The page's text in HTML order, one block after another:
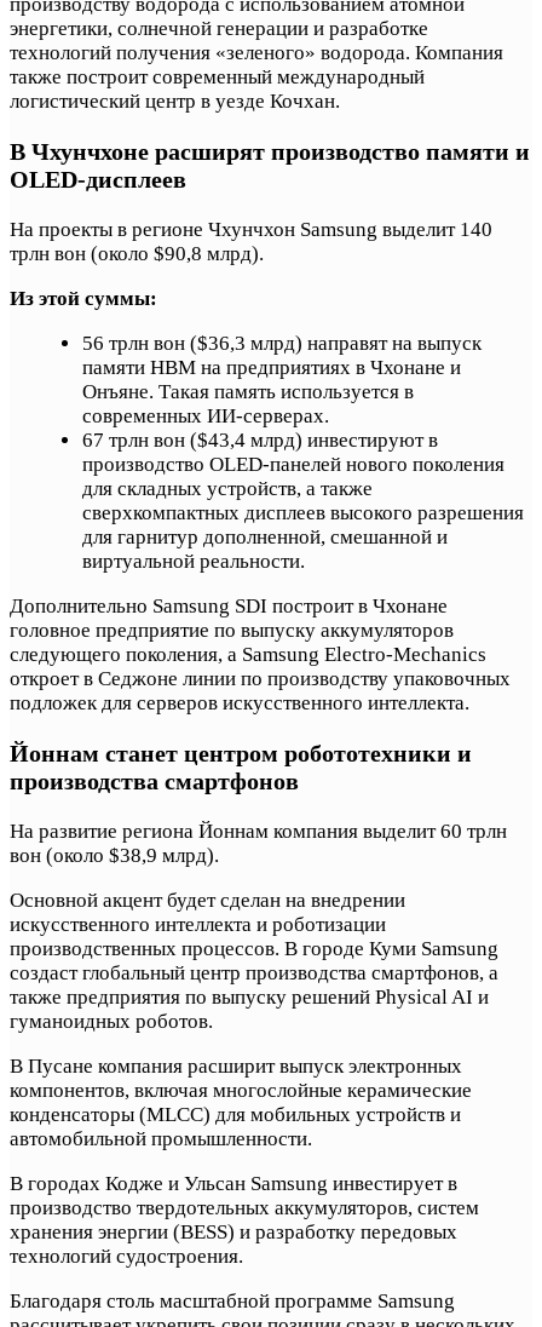
производству водорода с использованием атомной
энергетики, солнечной генерации и разработке
технологий получения «зеленого» водорода. Компания
также построит современный международный
логистический центр в уезде Кочхан.
В Чхунчхоне расширят производство памяти и
OLED-дисплеев
На проекты в регионе Чхунчхон Samsung выделит 140
трлн вон (около $90,8 млрд).
Из этой суммы:
56 трлн вон ($36,3 млрд) направят на выпуск
памяти HBM на предприятиях в Чхонане и
Онъяне. Такая память используется в
современных ИИ-серверах.
67 трлн вон ($43,4 млрд) инвестируют в
производство OLED-панелей нового поколения
для складных устройств, а также
сверхкомпактных дисплеев высокого разрешения
для гарнитур дополненной, смешанной и
виртуальной реальности.
Дополнительно Samsung SDI построит в Чхонане
головное предприятие по выпуску аккумуляторов
следующего поколения, а Samsung Electro-Mechanics
откроет в Седжоне линии по производству упаковочных
подложек для серверов искусственного интеллекта.
Йоннам станет центром робототехники и
производства смартфонов
На развитие региона Йоннам компания выделит 60 трлн
вон (около $38,9 млрд).
Основной акцент будет сделан на внедрении
искусственного интеллекта и роботизации
производственных процессов. В городе Куми Samsung
создаст глобальный центр производства смартфонов, а
также предприятия по выпуску решений Physical AI и
гуманоидных роботов.
В Пусане компания расширит выпуск электронных
компонентов, включая многослойные керамические
конденсаторы (MLCC) для мобильных устройств и
автомобильной промышленности.
В городах Кодже и Ульсан Samsung инвестирует в
производство твердотельных аккумуляторов, систем
хранения энергии (BESS) и разработку передовых
технологий судостроения.
Благодаря столь масштабной программе Samsung